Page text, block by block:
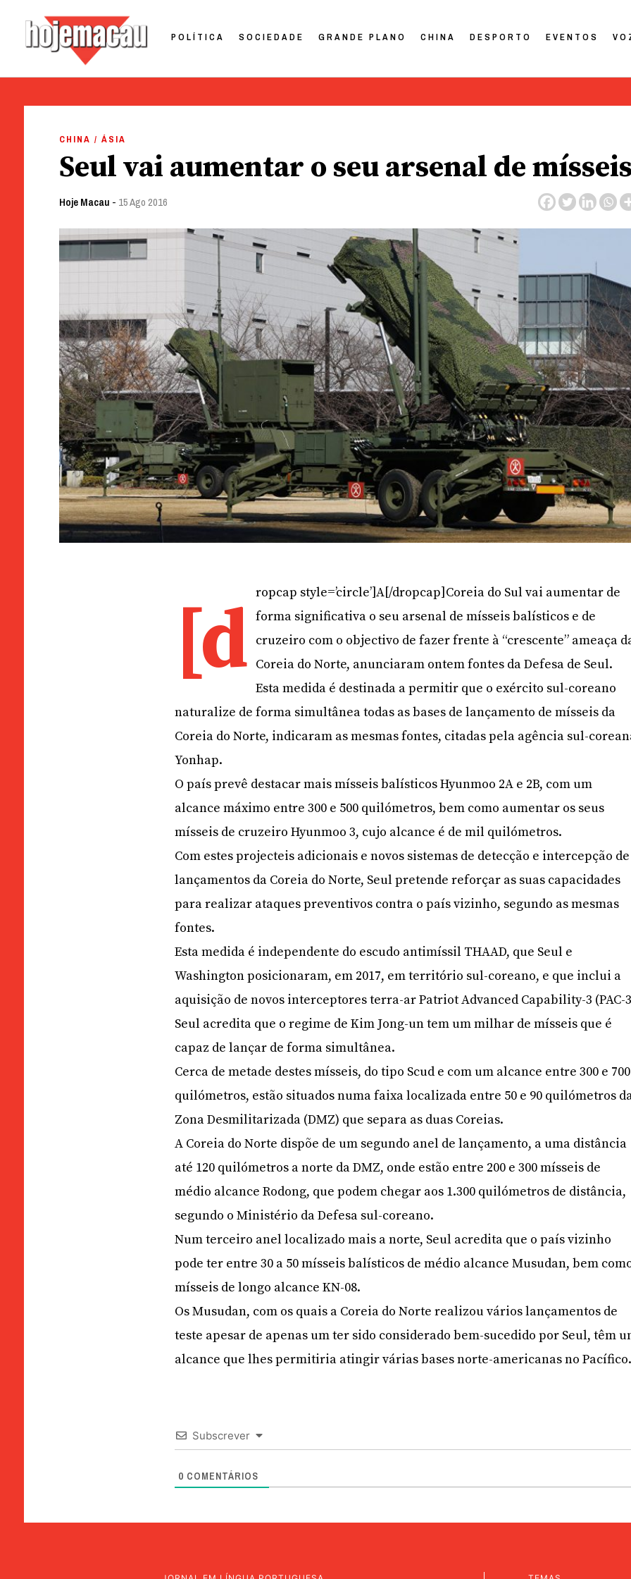
POLÍTICA SOCIEDADE GRANDE PLANO CHINA DESPORTO EVENTOS
CHINA / ÁSIA
Seul vai aumentar o seu arsenal de
Hoje Macau - 15 Ago 2016
[d ropcap style=’circle’]A[/dropcap]Coreia do Sul vai aumentar de
forma significativa o seu arsenal de mísseis balísticos e de
cruzeiro com o objectivo de fazer frente à “crescente” ameaça
Coreia do Norte, anunciaram ontem fontes da Defesa de Seul.
Esta medida é destinada a permitir que o exército sul-coreano
naturalize de forma simultânea todas as bases de lançamento de mísseis da
Coreia do Norte, indicaram as mesmas fontes, citadas pela agência sul-
Yonhap.
O país prevê destacar mais mísseis balísticos Hyunmoo 2A e 2B, com um
alcance máximo entre 300 e 500 quilómetros, bem como aumentar os seus
mísseis de cruzeiro Hyunmoo 3, cujo alcance é de mil quilómetros.
Com estes projecteis adicionais e novos sistemas de detecção e intercepção de
lançamentos da Coreia do Norte, Seul pretende reforçar as suas capacidades
para realizar ataques preventivos contra o país vizinho, segundo as mesmas
fontes.
Esta medida é independente do escudo antimíssil THAAD, que Seul e
Washington posicionaram, em 2017, em território sul-coreano, e que inclui a
aquisição de novos interceptores terra-ar Patriot Advanced Capability-3 (PAC-
Seul acredita que o regime de Kim Jong-un tem um milhar de mísseis que é
capaz de lançar de forma simultânea.
Cerca de metade destes mísseis, do tipo Scud e com um alcance entre 300 e 700
quilómetros, estão situados numa faixa localizada entre 50 e 90 quilómetros
Zona Desmilitarizada (DMZ) que separa as duas Coreias.
A Coreia do Norte dispõe de um segundo anel de lançamento, a uma distância
até 120 quilómetros a norte da DMZ, onde estão entre 200 e 300 mísseis de
médio alcance Rodong, que podem chegar aos 1.300 quilómetros de distância,
segundo o Ministério da Defesa sul-coreano.
Num terceiro anel localizado mais a norte, Seul acredita que o país vizinho
pode ter entre 30 a 50 mísseis balísticos de médio alcance Musudan, bem
mísseis de longo alcance KN-08.
Os Musudan, com os quais a Coreia do Norte realizou vários lançamentos de
teste apesar de apenas um ter sido considerado bem-sucedido por Seul, têm
alcance que lhes permitiria atingir várias bases norte-americanas no
Subscrever
0 COMENTÁRIOS